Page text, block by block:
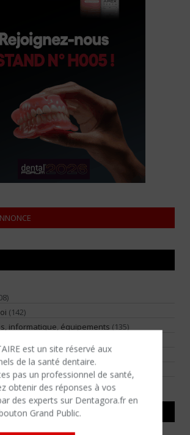
est un site réservé aux
de la santé dentaire.
pas un professionnel de santé,
obtenir des réponses à vos
des experts sur Dentagora.fr en
Grand Public.
(142)
informatique, équipements (135)
/ locaux professionnels
(17)